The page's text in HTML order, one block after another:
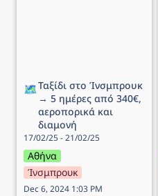
🗺️Ταξίδι στo Ίνσμπρουκ
→ 5 ημέρες από 340€,
αεροπορικά και
διαμονή
17/02/25 - 21/02/25
Αθήνα
Ίνσμπρουκ
Dec 6, 2024 1:03 PM